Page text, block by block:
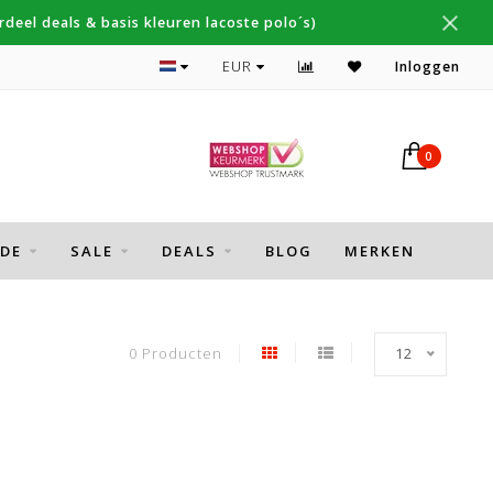
deals & basis kleuren lacoste polo´s)
Topmerken Thomas Maine, Cavallaro, Desoto
EUR Inloggen
0
SALE DEALS BLOG MERKEN
0 Producten 12